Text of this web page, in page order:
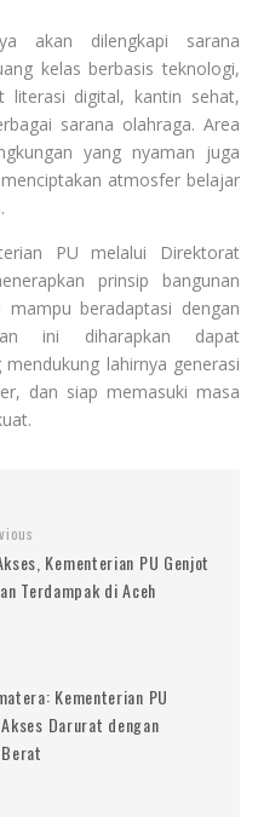
akan dilengkapi sarana
kelas berbasis teknologi,
literasi digital, kantin sehat,
sarana olahraga. Area
yang nyaman juga
atmosfer belajar
PU melalui Direktorat
prinsip bangunan
beradaptasi dengan
ini diharapkan dapat
lahirnya generasi
dan siap memasuki masa
Kementerian PU Genjot
Terdampak di Aceh
Kementerian PU
Darurat dengan